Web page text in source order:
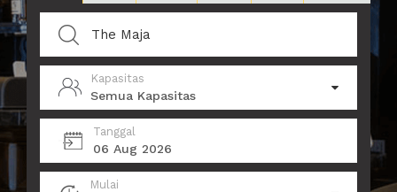
Kapasitas
Semua Kapasitas
Tanggal
06 Aug 2026
Mulai